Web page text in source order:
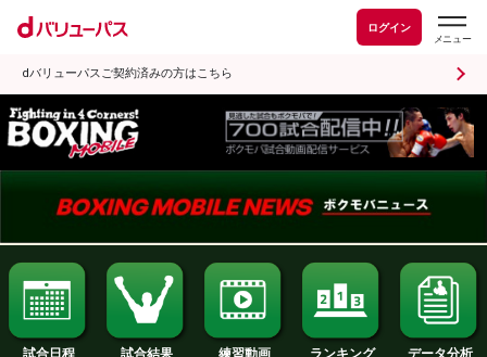
ログイン
dバリューパスご契約済みの方はこちら